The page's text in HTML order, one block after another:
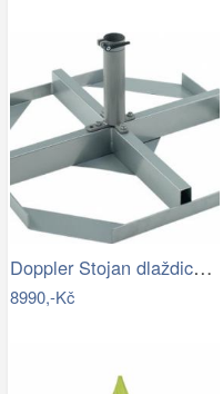
Doppler Stojan dlaždicový pro slun.…
8990,-Kč